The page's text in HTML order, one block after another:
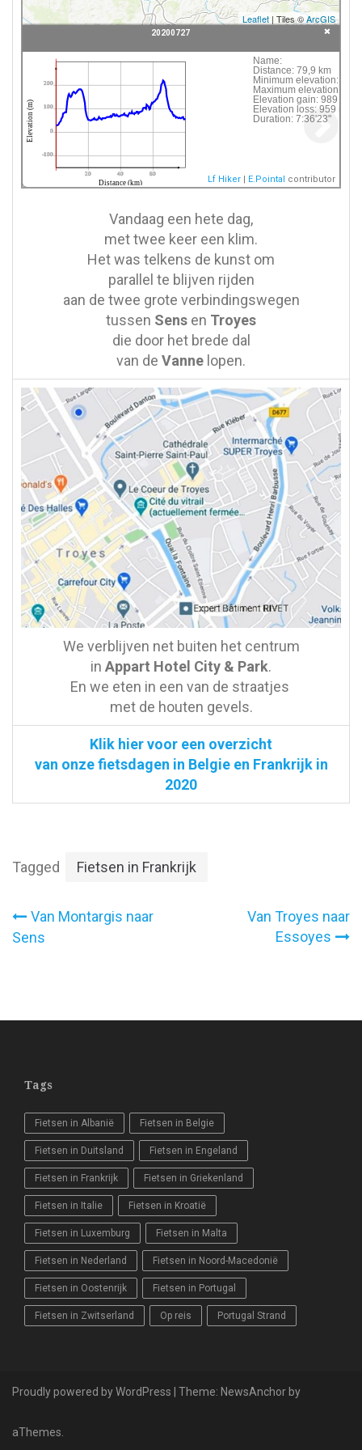
Leaflet | Tiles ©ArcGIS
 20200727
-100
0
100
200
20 40 60
Distance (km)
Elevation (m)
Name:
Distance: 79,9 km
Minimum elevation:
Maximum elevation:
Elevation gain: 989 m
Elevation loss: 959 m
Duration: 7:36'23"
20200727
Click following button or element on the map to
see information about it.
Lf Hiker | E.Pointal contributor
Vandaag een hete dag,
met twee keer een klim.
Het was telkens de kunst om
parallel te blijven rijden
aan de twee grote verbindingswegen
tussen Sens en Troyes
die door het brede dal
van de Vanne lopen.
We verblijven net buiten het centrum
in Appart Hotel City & Park.
En we eten in een van de straatjes
met de houten gevels.
Klik hier voor een overzicht
van onze fietsdagen in Belgie en Frankrijk in
2020
Tagged Fietsen in Frankrijk
Bericht
Van Montargis naar
Sens
Van Troyes naar
Essoyes
Tags
Fietsen in Albanië Fietsen in Belgie
Fietsen in Duitsland Fietsen in Engeland
Fietsen in Frankrijk Fietsen in Griekenland
Fietsen in Italie Fietsen in Kroatië
Fietsen in Luxemburg Fietsen in Malta
Fietsen in Nederland Fietsen in Noord-Macedonië
Fietsen in Oostenrijk Fietsen in Portugal
Fietsen in Zwitserland Op reis Portugal Strand
Proudly powered by WordPress | Theme: NewsAnchorby
aThemes.